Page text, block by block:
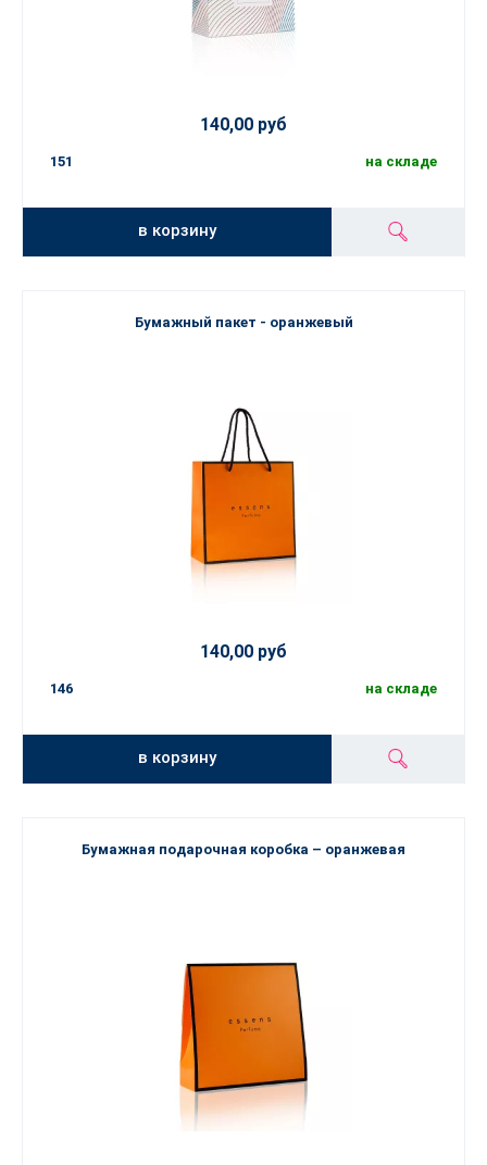
140,00 руб
151 на складе
в корзину
Бумажный пакет - оранжевый
140,00 руб
146 на складе
в корзину
Бумажная подарочная коробка – оранжевая